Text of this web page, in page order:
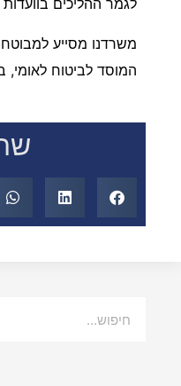
לגמר ההליכים בוועדות
משרדנו מסייע
המוסד לביטוח לאומי,